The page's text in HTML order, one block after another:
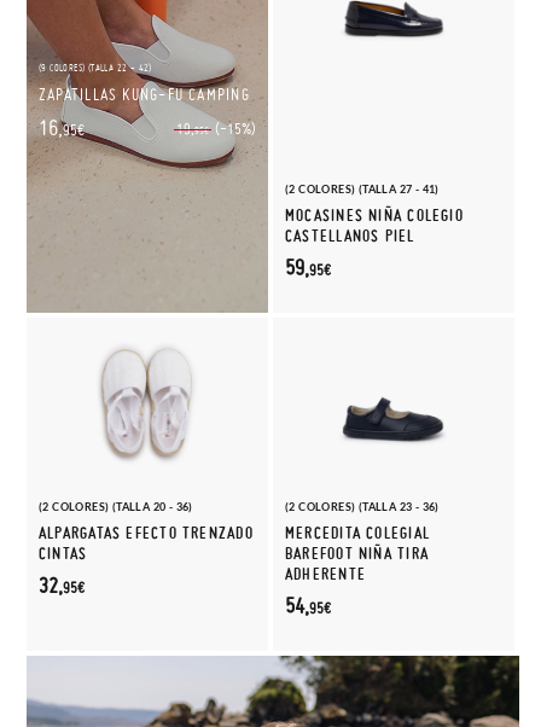
(9 COLORES) (TALLA 22 - 42)
ZAPATILLAS KUNG-FU CAMPING
19,95€ (-15%)
16,95€
(2 COLORES) (TALLA 27 - 41)
MOCASINES NIÑA COLEGIO
CASTELLANOS PIEL
59,95€
(2 COLORES) (TALLA 20 - 36)
ALPARGATAS EFECTO TRENZADO
CINTAS
32,95€
(2 COLORES) (TALLA 23 - 36)
MERCEDITA COLEGIAL
BAREFOOT NIÑA TIRA
ADHERENTE
54,95€